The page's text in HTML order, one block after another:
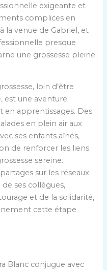
exigeante et
complices en
la venue de Gabriel, et
presque
une grossesse pleine
loin d’être
est une aventure
en apprentissages. Des
en plein air aux
ses enfants aînés,
de renforcer les liens
sereine.
sur les réseaux
ses collègues,
et de la solidarité,
cette étape
Blanc conjugue avec